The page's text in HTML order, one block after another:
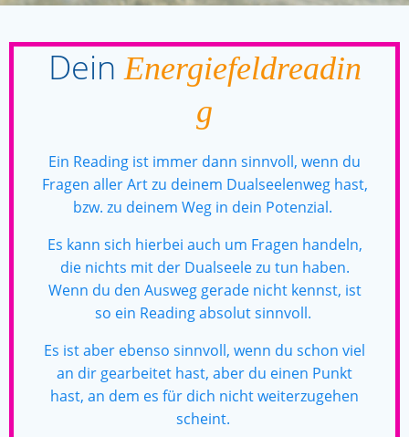
DeinEnergiefeldreadin
g
Ein Reading ist immer dann sinnvoll, wenn du
Fragen aller Art zu deinem Dualseelenweg hast,
bzw. zu deinem Weg in dein Potenzial.
Es kann sich hierbei auch um Fragen handeln,
die nichts mit der Dualseele zu tun haben.
Wenn du den Ausweg gerade nicht kennst, ist
so ein Reading absolut sinnvoll.
Es ist aber ebenso sinnvoll, wenn du schon viel
an dir gearbeitet hast, aber du einen Punkt
hast, an dem es für dich nicht weiterzugehen
scheint.